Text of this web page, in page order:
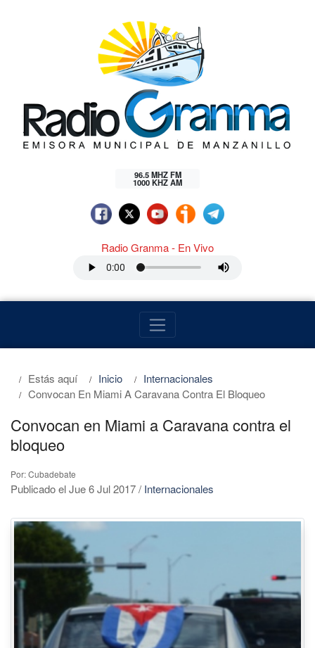
96.5 MHZ FM
1000 KHZ AM
Radio Granma - En Vivo
Estás aquí Inicio
Internacionales
Convocan En Miami A Caravana Contra El Bloqueo
Convocan en Miami a Caravana contra el
bloqueo
Por: Cubadebate
Publicado el Jue 6 Jul 2017/ Internacionales